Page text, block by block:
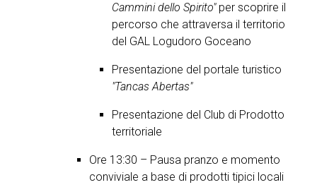
Cammini dello Spirito"per scoprire il
percorso che attraversa il territorio
del GAL Logudoro Goceano
Presentazione del portale turistico
"Tancas Abertas"
Presentazione del Club di Prodotto
territoriale
Ore 13:30 – Pausa pranzo e momento
conviviale a base di prodotti tipici locali